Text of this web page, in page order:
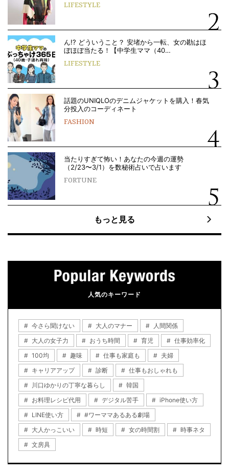
LIFESTYLE
ん!? どういうこと？ 安堵から一転、女の勘はほ
ぼほぼ当たる！【中学生ママ（40…
LIFESTYLE
話題のUNIQLOのデニムジャケットを購入！春気
分投入のコーディネート
FASHION
当たりすぎて怖い！あなたの今週の運勢
（2/23〜3/1）を数秘術占いで占います
FORTUNE
もっと見る
人気のキーワード
今さら聞けない 大人のマナー
人間関係
大人の女子力
おうち時間 育児
仕事効率化
100均
趣味 仕事も家庭も
夫婦
キャリアアップ
診断
仕事もおしゃれも
川口ゆかりの丁寧な暮らし
韓国
お料理レシピ代用
デジタル苦手
iPhone使い方
LINE使い方
#ワーママあるある劇場
大人かっこいい
時短 女の時間割
時事ネタ
文房具